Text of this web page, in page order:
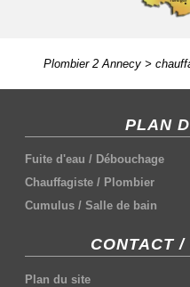
Plombier 2 Annecy>
PLAN
Fuite d'eau / Débouchage
Chauffagiste / Plombier
Cumulus /Salle de bain
CONTACT /
Plan du site